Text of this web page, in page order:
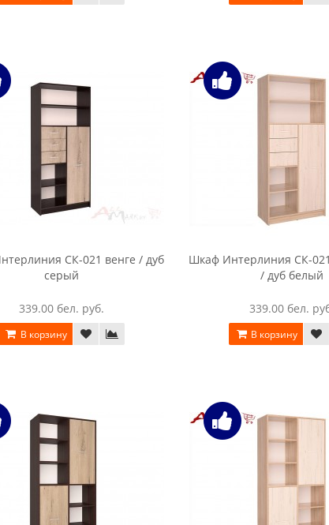
СК-021 венге / дуб
серый
339.00 бел. руб.
В корзину
Шкаф Интерлиния СК-
/ дуб белый
339.00 бел.
В корзину